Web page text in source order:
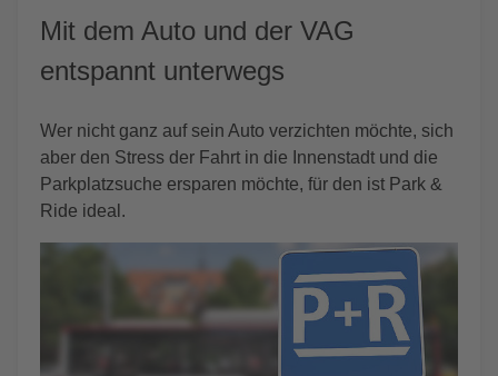
Mit dem Auto und der VAG
entspannt unterwegs
Wer nicht ganz auf sein Auto verzichten möchte, sich
aber den Stress der Fahrt in die Innenstadt und die
Parkplatzsuche ersparen möchte, für den ist Park &
Ride ideal.